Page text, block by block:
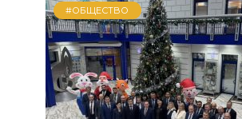
#ОБЩЕСТВО